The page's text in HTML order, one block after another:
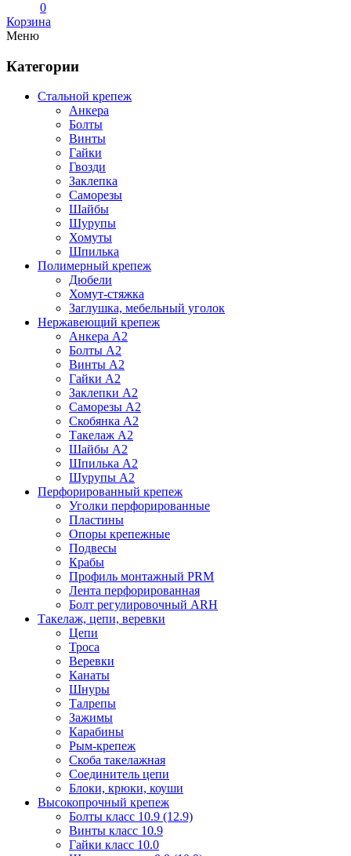
0
Корзина
Меню
Категории
Стальной крепеж
Анкера
Болты
Винты
Гайки
Гвозди
Заклепка
Саморезы
Шайбы
Шурупы
Хомуты
Шпилька
Полимерный крепеж
Дюбели
Хомут-стяжка
Заглушка, мебельный уголок
Нержавеющий крепеж
Анкера А2
Болты А2
Винты А2
Гайки А2
Заклепки А2
Саморезы А2
Скобянка А2
Такелаж А2
Шайбы А2
Шпилька А2
Шурупы А2
Перфорированный крепеж
Уголки перфорированные
Пластины
Опоры крепежные
Подвесы
Крабы
Профиль монтажный PRM
Лента перфорированная
Болт регулировочный ARH
Такелаж, цепи, веревки
Цепи
Троса
Веревки
Канаты
Шнуры
Талрепы
Зажимы
Карабины
Рым-крепеж
Скоба такелажная
Соединитель цепи
Блоки, крюки, коуши
Высокопрочный крепеж
Болты класс 10.9 (12.9)
Винты класс 10.9
Гайки класс 10.0